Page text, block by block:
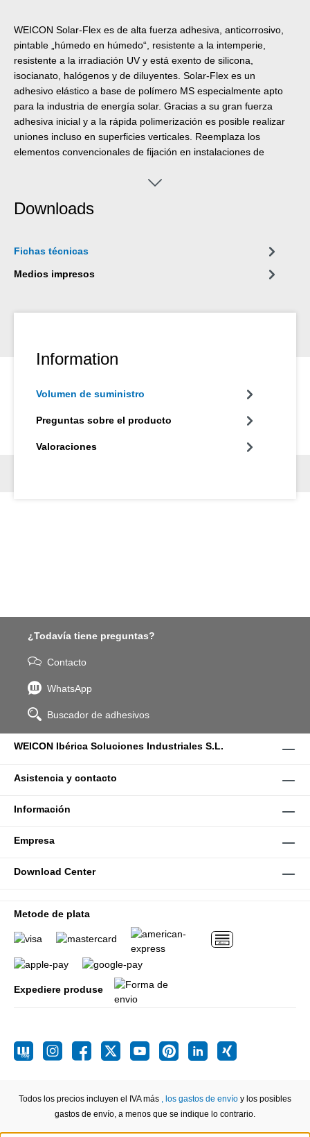
WEICON Solar-Flex es de alta fuerza adhesiva, anticorrosivo,
pintable „húmedo en húmedo“, resistente a la intemperie,
resistente a la irradiación UV y está exento de silicona,
isocianato, halógenos y de diluyentes. Solar-Flex es un
adhesivo elástico a base de polímero MS especialmente apto
para la industria de energía solar. Gracias a su gran fuerza
adhesiva inicial y a la rápida polimerización es posible realizar
uniones incluso en superficies verticales. Reemplaza los
elementos convencionales de fijación en instalaciones de
Downloads
Fichas técnicas
Medios impresos
Information
Volumen de suministro
Preguntas sobre el producto
Valoraciones
¿Todavía tiene preguntas?
Contacto
WhatsApp
Buscador de adhesivos
WEICON Ibérica Soluciones Industriales S.L.
Asistencia y contacto
Información
Empresa
Download Center
Metode de plata
Expediere produse
Todos los precios incluyen el IVA más , los gastos de envío y los posibles
gastos de envío, a menos que se indique lo contrario.